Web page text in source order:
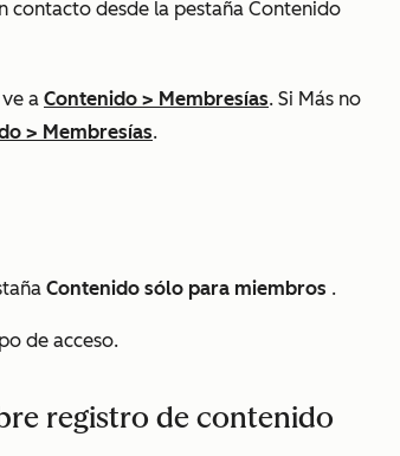
contacto desde la pestaña Contenido
a Contenido > Membresías. Si Más no
> Membresías.
Contenido sólo para miembros .
de acceso.
registro de contenido